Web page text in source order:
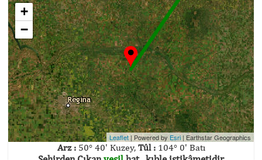
+
−
Leaflet| Powered by Esri | Earthstar Geographics
Arz :50° 40' Kuzey, Tûl :104° 0' Batı